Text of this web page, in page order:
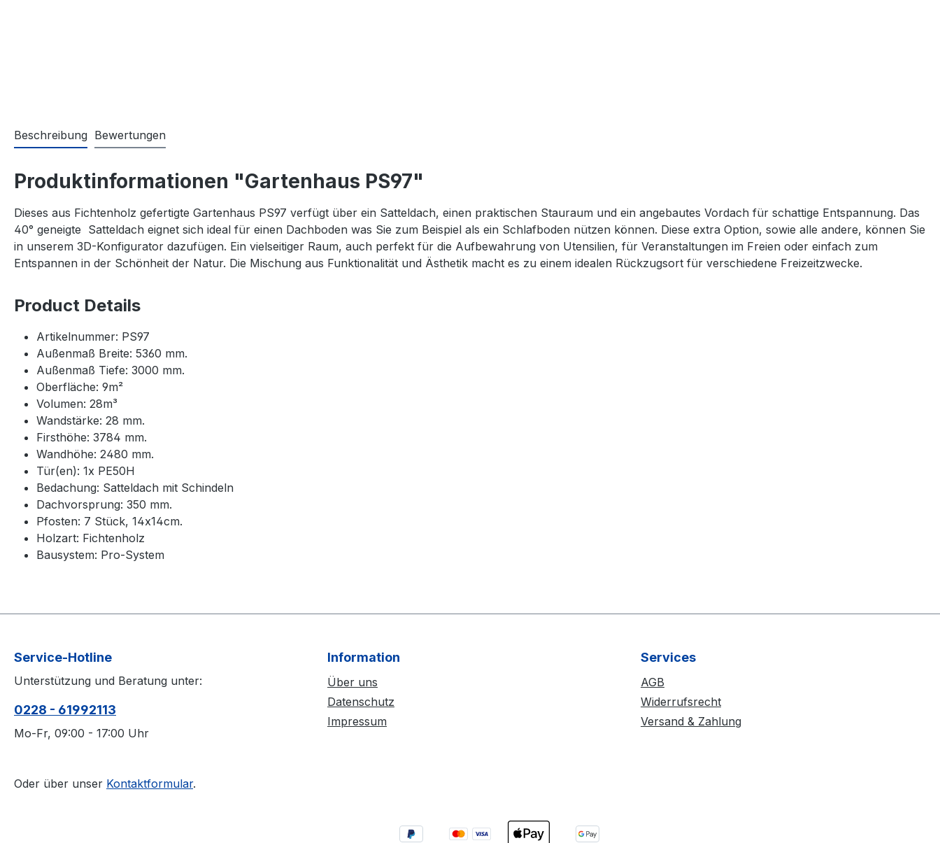
Beschreibung Bewertungen
Produktinformationen "Gartenhaus PS97"
Dieses aus Fichtenholz gefertigte Gartenhaus PS97 verfügt über ein Satteldach, einen praktischen Stauraum und ein angebautes Vordach für schattige Entspannung. Das
40° geneigte Satteldach eignet sich ideal für einen Dachboden was Sie zum Beispiel als ein Schlafboden nützen können. Diese extra Option, sowie alle andere, können Sie
in unserem 3D-Konfigurator dazufügen. Ein vielseitiger Raum, auch perfekt für die Aufbewahrung von Utensilien, für Veranstaltungen im Freien oder einfach zum
Entspannen in der Schönheit der Natur. Die Mischung aus Funktionalität und Ästhetik macht es zu einem idealen Rückzugsort für verschiedene Freizeitzwecke.
Product Details
Artikelnummer: PS97
Außenmaß Breite: 5360 mm.
Außenmaß Tiefe: 3000 mm.
Oberfläche: 9m²
Volumen: 28m³
Wandstärke: 28 mm.
Firsthöhe: 3784 mm.
Wandhöhe: 2480 mm.
Tür(en): 1x PE50H
Bedachung: Satteldach mit Schindeln
Dachvorsprung: 350 mm.
Pfosten: 7 Stück, 14x14cm.
Holzart: Fichtenholz
Bausystem: Pro-System
Service-Hotline
Unterstützung und Beratung unter:
0228 - 61992113
Mo-Fr, 09:00 - 17:00 Uhr
Oder über unser Kontaktformular.
Information
Über uns
Datenschutz
Impressum
Services
AGB
Widerrufsrecht
Versand & Zahlung